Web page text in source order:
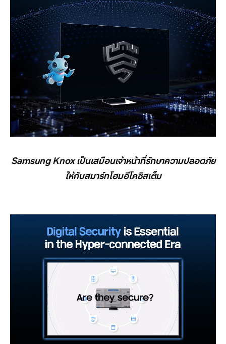
Samsung Knoxเป็นเสมือนเจ้าหน้าที่รักษาความปลอดภัย
ให้กับสมาร์ทโฮมอีโคซิสเต็ม